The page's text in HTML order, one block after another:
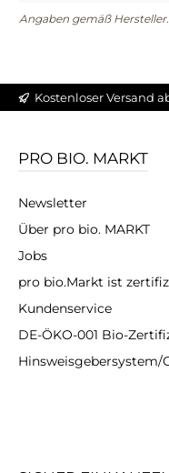
Angaben gemäß
Kostenloser Versand
PRO BIO. MARKT
Newsletter
Über pro bio. MARKT
Jobs
pro bio.Markt ist
Kundenservice
DE-ÖKO-001 Bio-
Hinsweisgebersystem/